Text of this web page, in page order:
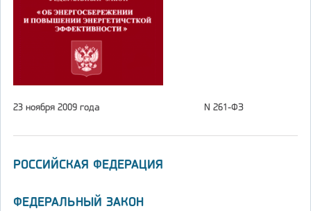
23 ноября 2009 года N 261-ФЗ
РОССИЙСКАЯ ФЕДЕРАЦИЯ
ФЕДЕРАЛЬНЫЙ ЗАКОН